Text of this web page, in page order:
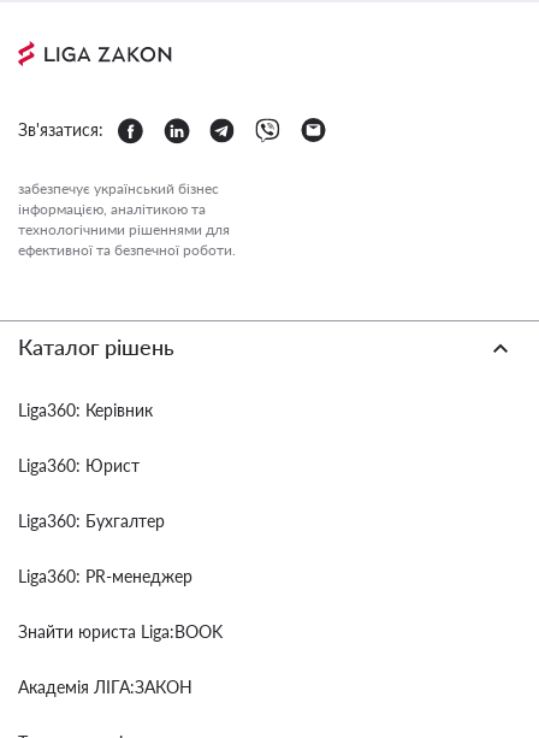
Зв'язатися:
забезпечує український бізнес
інформацією, аналітикою та
технологічними рішеннями для
ефективної та безпечної роботи.
Каталог рішень
Liga360: Керівник
Liga360: Юрист
Liga360: Бухгалтер
Liga360: PR-менеджер
Знайти юриста Liga:BOOK
Академія ЛІГА:ЗАКОН